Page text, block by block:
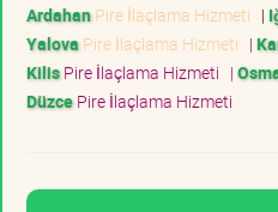
ArdahanPire İlaçlama Hizmeti |
Yalova Pire İlaçlama Hizmeti |
KilisPire İlaçlama Hizmeti |
DüzcePire İlaçlama Hizmeti